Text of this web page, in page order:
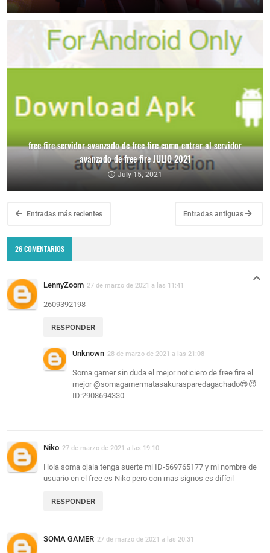
free fire servidor avanzado de free fire como entrar al servidor
avanzado de free fire JULIO 2021
July 15, 2021
Entradas más recientes Entradas antiguas
26 COMENTARIOS
LennyZoom 27 de marzo de 2021 a las 11:41
2609392198
RESPONDER
Unknown 28 de marzo de 2021 a las 21:08
Soma gamer sin duda el mejor noticiero de free fire el
mejor @somagamermatasakurasparedagachado😎😈
ID:2908694330
Niko 27 de marzo de 2021 a las 19:10
Hola soma ojala tenga suerte mi ID-569765177 y mi nombre de
usuario en el free es Niko pero con mas signos es difícil
RESPONDER
SOMA GAMER 27 de marzo de 2021 a las 20:31